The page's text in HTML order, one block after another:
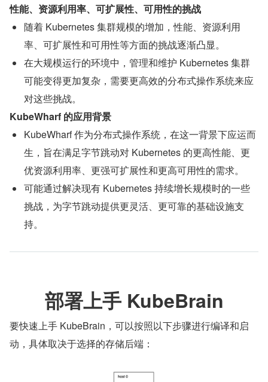
性能、资源利用率、可扩展性、可用性的挑战
随着 Kubernetes 集群规模的增加，性能、资源利用
率、可扩展性和可用性等方面的挑战逐渐凸显。
在大规模运行的环境中，管理和维护 Kubernetes 集群
可能变得更加复杂，需要更高效的分布式操作系统来应
对这些挑战。
KubeWharf 的应用背景
KubeWharf 作为分布式操作系统，在这一背景下应运而
生，旨在满足字节跳动对 Kubernetes 的更高性能、更
优资源利用率、更强可扩展性和更高可用性的需求。
可能通过解决现有 Kubernetes 持续增长规模时的一些
挑战，为字节跳动提供更灵活、更可靠的基础设施支
持。
部署上手 KubeBrain
要快速上手 KubeBrain，可以按照以下步骤进行编译和启
动，具体取决于选择的存储后端：